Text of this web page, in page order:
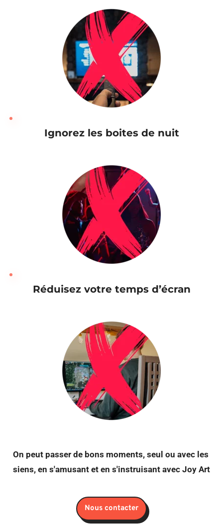
Ignorez les boites de nuit
Réduisez votre temps d’écran
On peut passer de bons moments, seul ou avec les
siens, en s'amusant et en s'instruisant avec Joy Art
Nous contacter